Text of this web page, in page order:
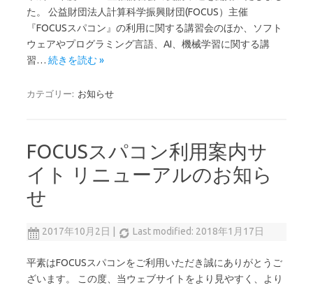
た。 公益財団法人計算科学振興財団(FOCUS）主催
『FOCUSスパコン』の利用に関する講習会のほか、ソフト
ウェアやプログラミング言語、AI、機械学習に関する講
習… 続きを読む »
カテゴリー: お知らせ
FOCUSスパコン利用案内サ
イト リニューアルのお知ら
せ
2017年10月2日 Last modified: 2018年1月17日
平素はFOCUSスパコンをご利用いただき誠にありがとうご
ざいます。 この度、当ウェブサイトをより見やすく、より